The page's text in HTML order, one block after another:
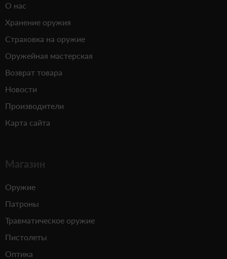
О нас
Хранение оружия
Страховка на оружие
Оружейная мастерская
Возврат товара
Новости
Производители
Карта сайта
Магазин
Оружие
Патроны
Травматическое оружие
Пистолеты
Оптика